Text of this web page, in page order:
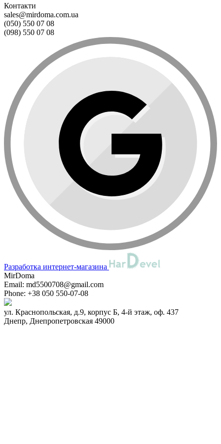
Контакти
sales@mirdoma.com.ua
(050) 550 07 08
(098) 550 07 08
Разработка интернет-магазина
MirDoma
Email: md5500708@gmail.com
Phone: +38 050 550-07-08
ул. Краснопольская, д.9, корпус Б, 4-й этаж, оф. 437
Днепр, Днепропетровская 49000